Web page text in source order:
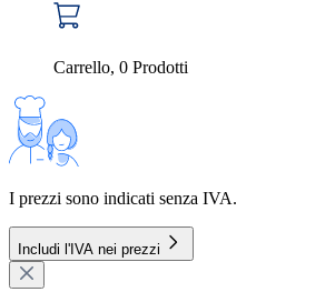
Carrello, 0 Prodotti
I prezzi sono indicati senza IVA.
Includi l'IVA nei prezzi